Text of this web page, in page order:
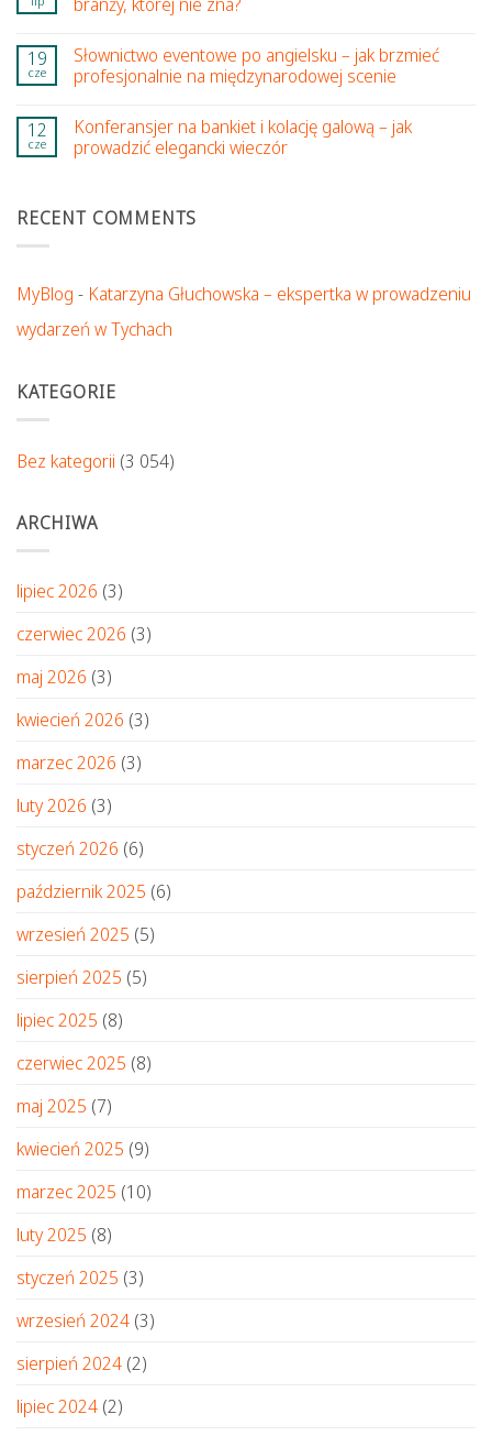
branży, której nie zna?
19
cze
Słownictwo eventowe po angielsku – jak brzmieć
profesjonalnie na międzynarodowej scenie
12
cze
Konferansjer na bankiet i kolację galową – jak
prowadzić elegancki wieczór
RECENT COMMENTS
MyBlog - Katarzyna Głuchowska – ekspertka w prowadzeniu
wydarzeń w Tychach
KATEGORIE
Bez kategorii (3 054)
ARCHIWA
lipiec 2026 (3)
czerwiec 2026 (3)
maj 2026 (3)
kwiecień 2026 (3)
marzec 2026 (3)
luty 2026 (3)
styczeń 2026 (6)
październik 2025 (6)
wrzesień 2025 (5)
sierpień 2025 (5)
lipiec 2025 (8)
czerwiec 2025 (8)
maj 2025 (7)
kwiecień 2025 (9)
marzec 2025 (10)
luty 2025 (8)
styczeń 2025 (3)
wrzesień 2024 (3)
sierpień 2024 (2)
lipiec 2024 (2)